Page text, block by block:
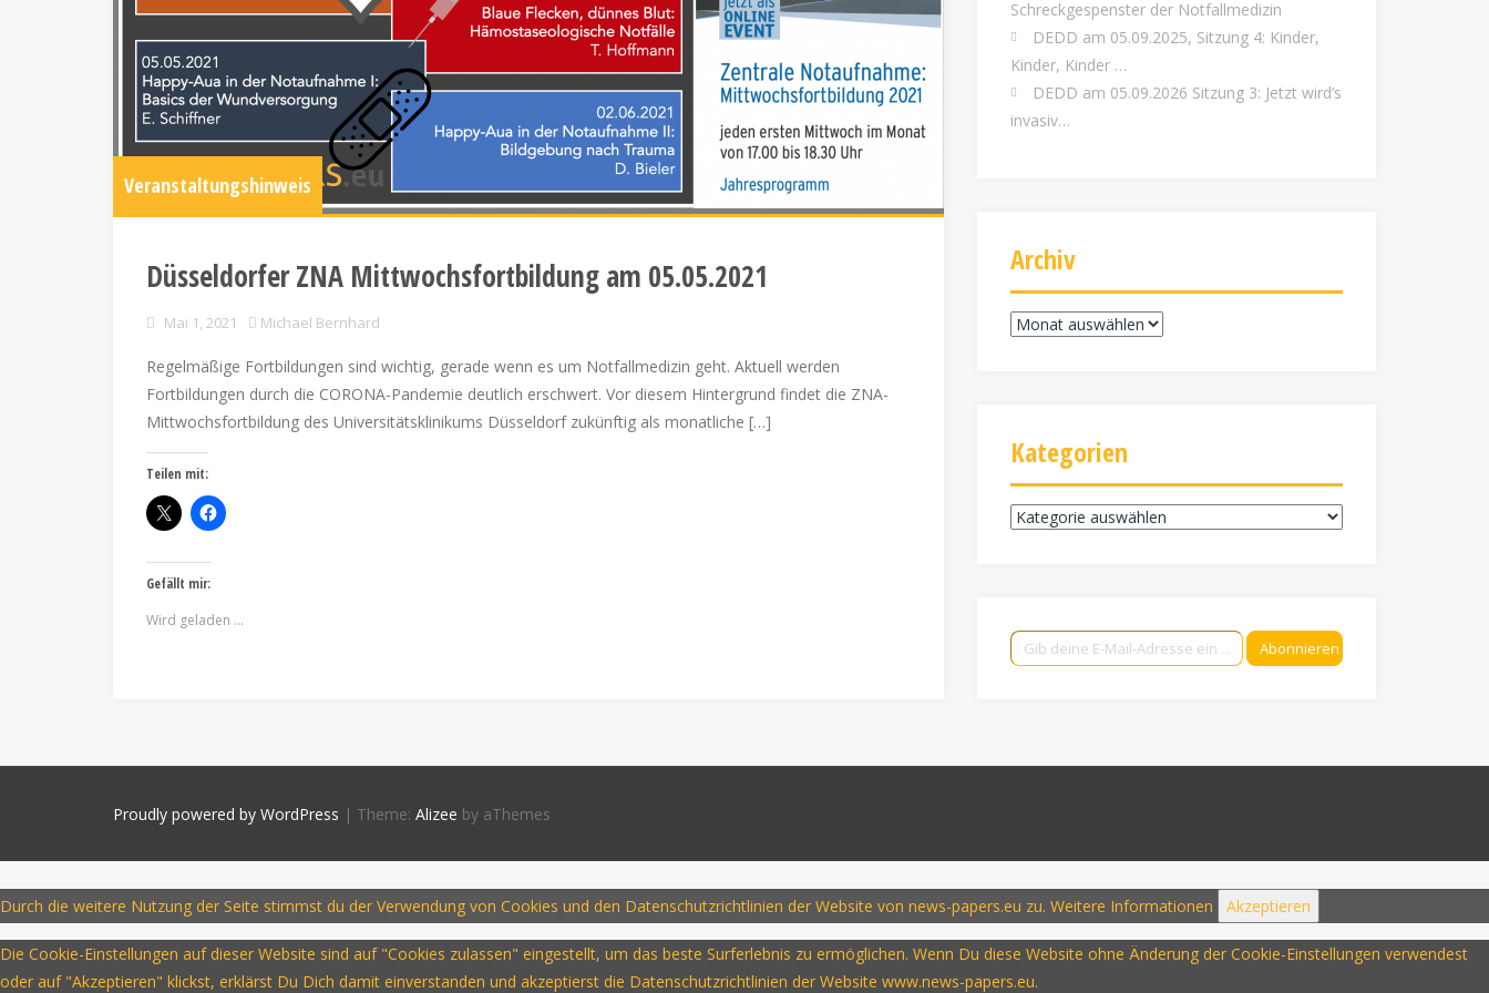
Veranstaltungshinweis
Düsseldorfer ZNA Mittwochsfortbildung am 05.05.2021
Mai 1, 2021 Michael Bernhard
Regelmäßige Fortbildungen sind wichtig, gerade wenn es um Notfallmedizin geht. Aktuell werden
Fortbildungen durch die CORONA-Pandemie deutlich erschwert. Vor diesem Hintergrund findet die ZNA-
Mittwochsfortbildung des Universitätsklinikums Düsseldorf zukünftig als monatliche […]
Teilen mit:
Gefällt mir:
Wird geladen …
Schreckgespenster der Notfallmedizin
DEDD am 05.09.2025, Sitzung 4: Kinder,
Kinder, Kinder …
DEDD am 05.09.2026 Sitzung 3: Jetzt wird’s
invasiv…
Archiv
Archiv
Kategorien
Kategorien
Gib deine E-Mail-Adresse ein ...
Abonnieren
Proudly powered by WordPress | Theme: Alizee by aThemes
Durch die weitere Nutzung der Seite stimmst du der Verwendung von Cookies und den Datenschutzrichtlinien der Website von news-papers.eu zu. Weitere Informationen Akzeptieren
Die Cookie-Einstellungen auf dieser Website sind auf "Cookies zulassen" eingestellt, um das beste Surferlebnis zu ermöglichen. Wenn Du diese Website ohne Änderung der Cookie-Einstellungen verwendest
oder auf "Akzeptieren" klickst, erklärst Du Dich damit einverstanden und akzeptierst die Datenschutzrichtlinien der Website www.news-papers.eu.